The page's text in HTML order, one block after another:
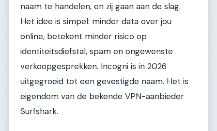
naam te handelen, en zij gaan aan de slag.
Het idee is simpel: minder data over jou
online, betekent minder risico op
identiteitsdiefstal, spam en ongewenste
verkoopgesprekken. Incogni is in 2026
uitgegroeid tot een gevestigde naam. Het is
eigendom van de bekende VPN-aanbieder
Surfshark.